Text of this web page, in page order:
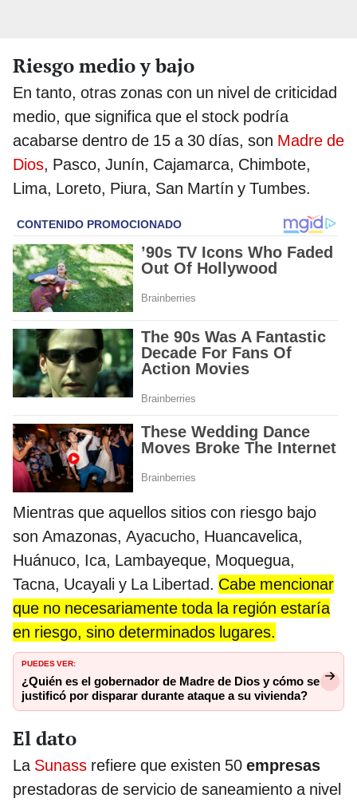
Riesgo medio y bajo
En tanto, otras zonas con un nivel de criticidad
medio, que significa que el stock podría
acabarse dentro de 15 a 30 días, son Madre de
Dios, Pasco, Junín, Cajamarca, Chimbote,
Lima, Loreto, Piura, San Martín y Tumbes.
Mientras que aquellos sitios con riesgo bajo
son Amazonas, Ayacucho, Huancavelica,
Huánuco, Ica, Lambayeque, Moquegua,
Tacna, Ucayali y La Libertad. Cabe mencionar
que no necesariamente toda la región estaría
en riesgo, sino determinados lugares.
PUEDES VER:
¿Quién es el gobernador de Madre de Dios y cómo se
justificó por disparar durante ataque a su vivienda?
El dato
La Sunass refiere que existen 50 empresas
prestadoras de servicio de saneamiento a nivel